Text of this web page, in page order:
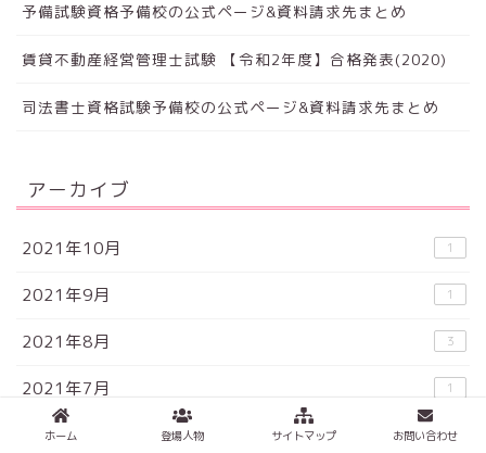
予備試験資格予備校の公式ページ&資料請求先まとめ
賃貸不動産経営管理士試験 【令和2年度】合格発表(2020)
司法書士資格試験予備校の公式ページ&資料請求先まとめ
アーカイブ
2021年10月 1
2021年9月 1
2021年8月 3
2021年7月 1
2021年2月 1
ホーム 登場人物 サイトマップ お問い合わせ